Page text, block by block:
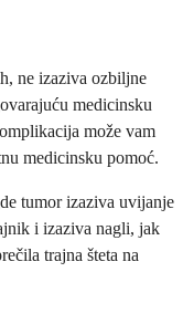
ne izaziva ozbiljne
medicinsku
može vam
medicinsku pomoć.
tumor izaziva uvijanje
i izaziva nagli, jak
trajna šteta na